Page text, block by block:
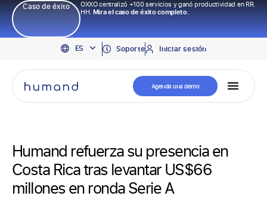
Caso de éxito
OXXO centralizó +100 servicios y ganó productividad en RR.
HH.Mira el caso de éxito completo.
ES
EN
PT
Soporte Iniciar sesión
Agenda una demo
Humand refuerza su presencia en
Costa Rica tras levantar US$66
millones en ronda Serie A